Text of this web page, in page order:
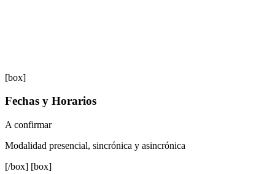
[box]
Fechas y Horarios
A confirmar
Modalidad presencial, sincrónica y asincrónica
[/box] [box]